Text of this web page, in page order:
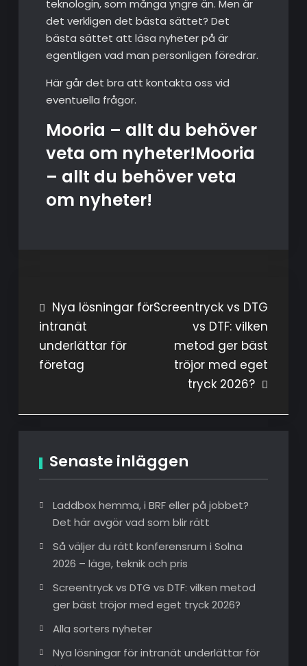
teknologin, som många yngre än. Men är
det verkligen det bästa sättet? Det
bästa sättet att läsa nyheter på är
egentligen vad man personligen föredrar.
Här går det bra att kontakta oss vid
eventuella frågor.
Mooria – allt du behöver
veta om nyheter!Mooria
– allt du behöver veta
om nyheter!
Inläggsnavigering
Nya lösningar för
intranät
underlättar för
företag
Screentryck vs DTG
vs DTF: vilken
metod ger bäst
tröjor med eget
tryck 2026?
Senaste inläggen
Laddbox hemma, i BRF eller på jobbet?
Det här avgör vad som blir rätt
Så väljer du rätt konferensrum i Solna
2026 – läge, teknik och pris
Screentryck vs DTG vs DTF: vilken metod
ger bäst tröjor med eget tryck 2026?
Alla sorters nyheter
Nya lösningar för intranät underlättar för